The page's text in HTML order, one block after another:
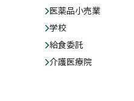
医薬品小売業
学校
給食委託
介護医療院